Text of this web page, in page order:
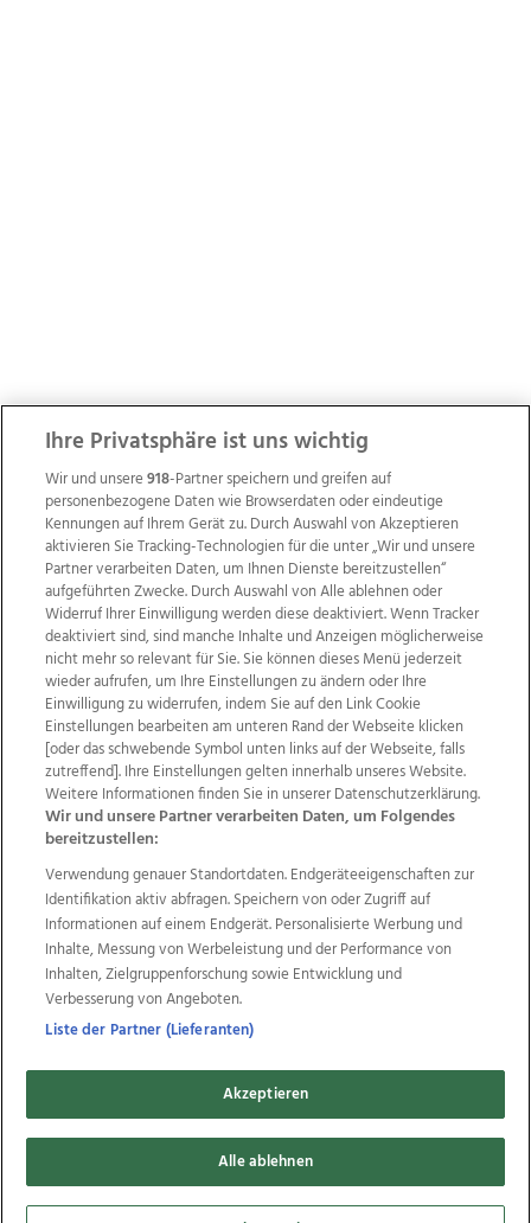
Wir über uns Mediadaten Kontakt
Jobs
Datenschutz
Impressum
AGB Anzeigekunden
AGB Website
Ehrenkodex Politische Werbung
Weitere Angebote des Medienhauses Wimmer
TV1 di-mog-i.at OÖNow
Ischler Woche
Life Radio
OÖNachrichten
OÖN Immobilien
OÖN Karriere
OÖN Reise
Promenaden Galerien
Regionaljobs
wasistlos.at
Copyrights © 2026 Tips Zeitungs GmbH & Co KG
developed by11x11.net
Cookie Einstellungen bearbeiten
Ihre Privatsphäre ist uns wichtig
Wir und unsere918-Partner speichern und greifen auf
personenbezogene Daten wie Browserdaten oder eindeutige
Kennungen auf Ihrem Gerät zu. Durch Auswahl von Akzeptieren
aktivieren Sie Tracking-Technologien für die unter „Wir und unsere
Partner verarbeiten Daten, um Ihnen Dienste bereitzustellen“
aufgeführten Zwecke. Durch Auswahl von Alle ablehnen oder
Widerruf Ihrer Einwilligung werden diese deaktiviert. Wenn Tracker
deaktiviert sind, sind manche Inhalte und Anzeigen möglicherweise
nicht mehr so relevant für Sie. Sie können dieses Menü jederzeit
wieder aufrufen, um Ihre Einstellungen zu ändern oder Ihre
Einwilligung zu widerrufen, indem Sie auf den Link Cookie
Einstellungen bearbeiten am unteren Rand der Webseite klicken
[oder das schwebende Symbol unten links auf der Webseite, falls
zutreffend]. Ihre Einstellungen gelten innerhalb unseres Website.
Weitere Informationen finden Sie in unserer Datenschutzerklärung.
Wir und unsere Partner verarbeiten Daten, um Folgendes
bereitzustellen:
Verwendung genauer Standortdaten. Endgeräteeigenschaften zur
Identifikation aktiv abfragen. Speichern von oder Zugriff auf
Informationen auf einem Endgerät. Personalisierte Werbung und
Inhalte, Messung von Werbeleistung und der Performance von
Inhalten, Zielgruppenforschung sowie Entwicklung und
Verbesserung von Angeboten.
Liste der Partner (Lieferanten)
Akzeptieren
Alle ablehnen